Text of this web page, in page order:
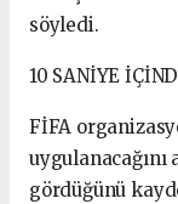
söyledi.
10 SANİYE
FİFA
uygulanacağını
gördüğünü